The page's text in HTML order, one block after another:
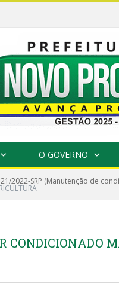
O GOVERNO
21/2022-SRP (Manutenção de
CONDICIONADO